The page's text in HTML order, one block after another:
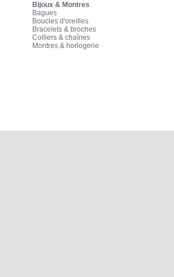
Bijoux & Montres
Bagues
Boucles d'oreilles
Bracelets & broches
Colliers & chaînes
Montres & horlogerie